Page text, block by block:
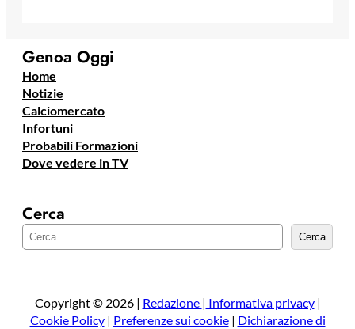
Genoa Oggi
Home
Notizie
Calciomercato
Infortuni
Probabili Formazioni
Dove vedere in TV
Cerca
e
a
Cerca
Copyright © 2026 | Redazione | Informativa privacy|
Cookie Policy| Preferenze sui cookie| Dichiarazione di